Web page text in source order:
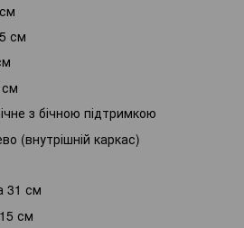
см
з бічною підтримкою
(внутрішній каркас)
31 см
см